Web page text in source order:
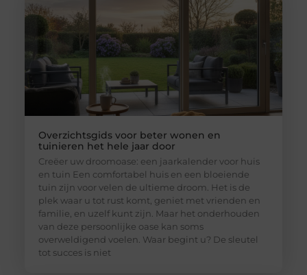
Overzichtsgids voor beter wonen en
tuinieren het hele jaar door
Creëer uw droomoase: een jaarkalender voor huis
en tuin Een comfortabel huis en een bloeiende
tuin zijn voor velen de ultieme droom. Het is de
plek waar u tot rust komt, geniet met vrienden en
familie, en uzelf kunt zijn. Maar het onderhouden
van deze persoonlijke oase kan soms
overweldigend voelen. Waar begint u? De sleutel
tot succes is niet